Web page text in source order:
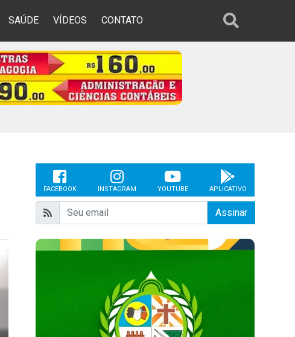
SAÚDE VÍDEOS CONTATO
FACEBOOK INSTAGRAM YOUTUBE APLICATIVO
Assinar